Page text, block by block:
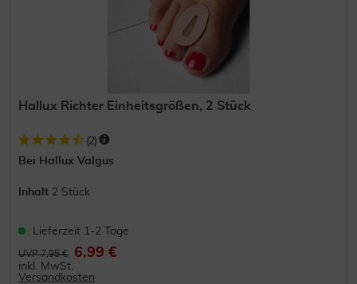
Hallux Richter Einheitsgrößen, 2 Stück
(2)
Bei Hallux Valgus
Inhalt 2 Stück
Lieferzeit 1-2 Tage
UVP 7,95 € 6,99 €
inkl. MwSt.
Versandkosten